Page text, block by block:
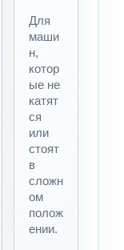
Для
маши
н,
котор
ые не
катят
ся
или
стоят
в
сложн
ом
полож
ении.